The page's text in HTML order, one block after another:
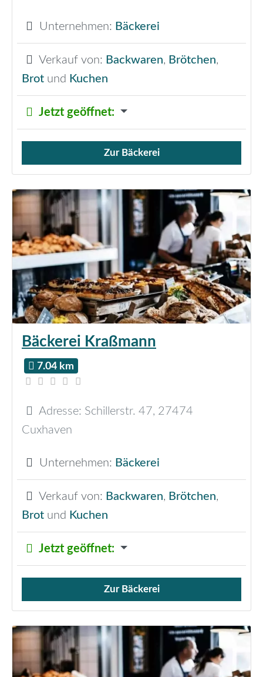
Unternehmen: Bäckerei
Verkauf von: Backwaren, Brötchen,
Brot und Kuchen
Jetzt geöffnet:
Verkauf von Brötchen,
Zur Bäckerei
Bäckerei Kraßmann
7.04 km
Adresse: Schillerstr. 47, 27474
Cuxhaven
Unternehmen: Bäckerei
Verkauf von: Backwaren, Brötchen,
Brot und Kuchen
Jetzt geöffnet:
Verkauf von Brötchen,
Zur Bäckerei